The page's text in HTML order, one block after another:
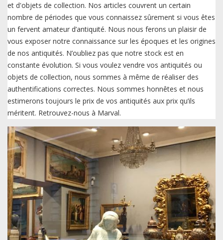
et d'objets de collection. Nos articles couvrent un certain
nombre de périodes que vous connaissez sûrement si vous êtes
un fervent amateur d’antiquité. Nous nous ferons un plaisir de
vous exposer notre connaissance sur les époques et les origines
de nos antiquités. N’oubliez pas que notre stock est en
constante évolution. Si vous voulez vendre vos antiquités ou
objets de collection, nous sommes à même de réaliser des
authentifications correctes. Nous sommes honnêtes et nous
estimerons toujours le prix de vos antiquités aux prix qu’ils
méritent. Retrouvez-nous à Marval.